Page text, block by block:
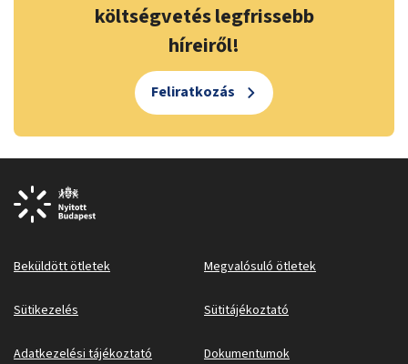
költségvetés legfrissebb
híreiről!
Feliratkozás
Beküldött ötletek Megvalósuló ötletek
Sütikezelés Sütitájékoztató
Adatkezelési tájékoztató Dokumentumok